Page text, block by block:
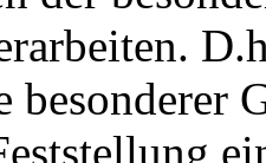
besonderer